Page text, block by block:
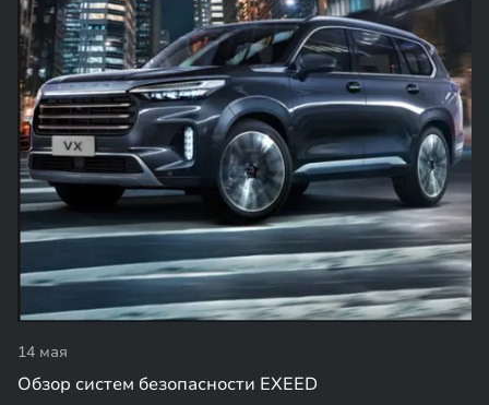
14 мая
Обзор систем безопасности EXEED